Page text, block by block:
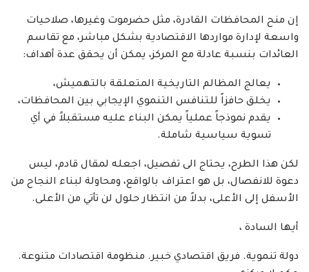
إن منح المحافظات القادرة، مثل حضرموت وغيرها، صلاحيات
واسعة لإدارة مواردها الاقتصادية بشكل مباشر، مع تقاسم
العائدات بنسبة عادلة مع المركز، يمكن أن يحقق عدة أهداف:
يعالج المظالم التاريخية المتعلقة بالتهميش،
يخلق حافزاً للتنافس التنموي الإيجابي بين المحافظات،
يقدم نموذجاً عملياً يمكن البناء عليه مستقبلاً في أي
تسوية سياسية شاملة.
لكن هذا الطرح، يحتاج الى تفصيل، اجعله لمقال قادم، ليس
دعوة للانفصال، بل هو اعتراف بالواقع، ومحاولة لبناء النجاح من
الأسفل إلى الأعلى، بدلاً من انتظار حلول لن تأتي من الأعلى.
أيها السادة ،
دولة تنموية. فريق اقتصادي خبير. منظومة اقتصادات متنوعة.